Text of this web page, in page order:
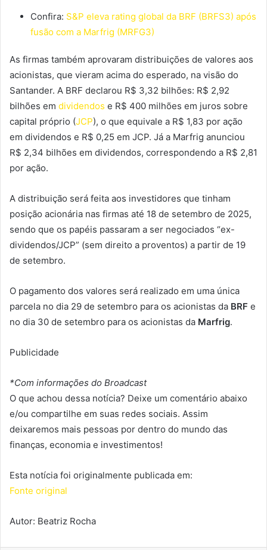
Confira: S&P eleva rating global da BRF (BRFS3) após
fusão com a Marfrig (MRFG3)
As firmas também aprovaram distribuições de valores aos
acionistas, que vieram acima do esperado, na visão do
Santander. A BRF declarou R$ 3,32 bilhões: R$ 2,92
bilhões em dividendos e R$ 400 milhões em juros sobre
capital próprio (JCP), o que equivale a R$ 1,83 por ação
em dividendos e R$ 0,25 em JCP. Já a Marfrig anunciou
R$ 2,34 bilhões em dividendos, correspondendo a R$ 2,81
por ação.
A distribuição será feita aos investidores que tinham
posição acionária nas firmas até 18 de setembro de 2025,
sendo que os papéis passaram a ser negociados “ex-
dividendos/JCP” (sem direito a proventos) a partir de 19
de setembro.
O pagamento dos valores será realizado em uma única
parcela no dia 29 de setembro para os acionistas da BRF e
no dia 30 de setembro para os acionistas da Marfrig.
Publicidade
*Com informações do Broadcast
O que achou dessa notícia? Deixe um comentário abaixo
e/ou compartilhe em suas redes sociais. Assim
deixaremos mais pessoas por dentro do mundo das
finanças, economia e investimentos!
Esta notícia foi originalmente publicada em:
Fonte original
Autor: Beatriz Rocha